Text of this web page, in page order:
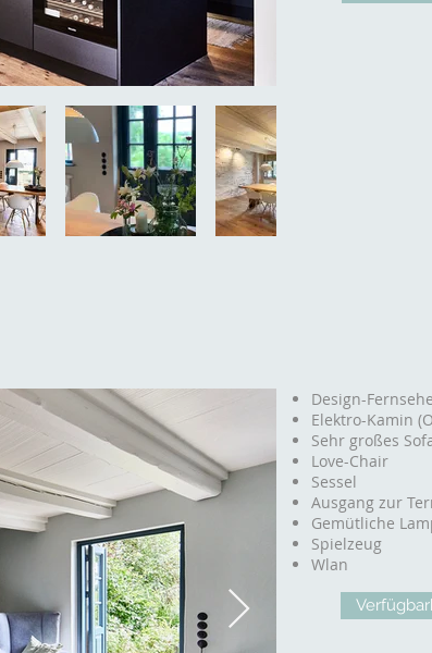
Design-
Elektro-Kamin
Sehr großes
Love-Chair
Sessel
Ausgang zur
Gemütliche
Spielzeug
Wlan